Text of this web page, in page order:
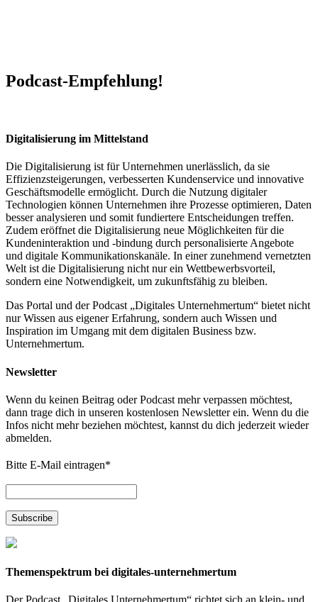
Podcast-Empfehlung!
Digitalisierung im Mittelstand
Die Digitalisierung ist für Unternehmen unerlässlich, da sie
Effizienzsteigerungen, verbesserten Kundenservice und innovative
Geschäftsmodelle ermöglicht. Durch die Nutzung digitaler
Technologien können Unternehmen ihre Prozesse optimieren, Daten
besser analysieren und somit fundiertere Entscheidungen treffen.
Zudem eröffnet die Digitalisierung neue Möglichkeiten für die
Kundeninteraktion und -bindung durch personalisierte Angebote
und digitale Kommunikationskanäle. In einer zunehmend vernetzten
Welt ist die Digitalisierung nicht nur ein Wettbewerbsvorteil,
sondern eine Notwendigkeit, um zukunftsfähig zu bleiben.
Das Portal und der Podcast „Digitales Unternehmertum“ bietet nicht
nur Wissen aus eigener Erfahrung, sondern auch Wissen und
Inspiration im Umgang mit dem digitalen Business bzw.
Unternehmertum.
Newsletter
Wenn du keinen Beitrag oder Podcast mehr verpassen möchtest,
dann trage dich in unseren kostenlosen Newsletter ein. Wenn du die
Infos nicht mehr beziehen möchtest, kannst du dich jederzeit wieder
abmelden.
Bitte E-Mail eintragen*
Themenspektrum bei digitales-unternehmertum